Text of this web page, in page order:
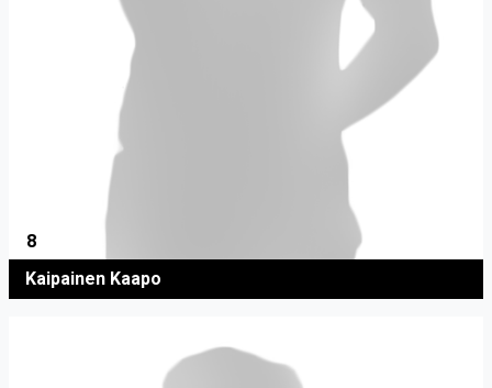
8
Kaipainen Kaapo